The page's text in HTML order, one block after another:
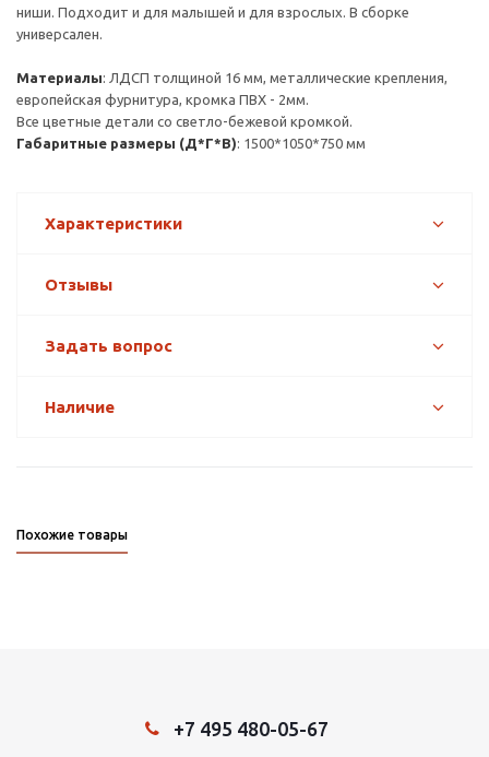
ниши. Подходит и для малышей и для взрослых. В сборке
универсален.
Материалы: ЛДСП толщиной 16 мм, металлические крепления,
европейская фурнитура, кромка ПВХ - 2мм.
Все цветные детали со светло-бежевой кромкой.
Габаритные размеры (Д*Г*В): 1500*1050*750 мм
Характеристики
Отзывы
Задать вопрос
Наличие
Похожие товары
+7 495 480-05-67